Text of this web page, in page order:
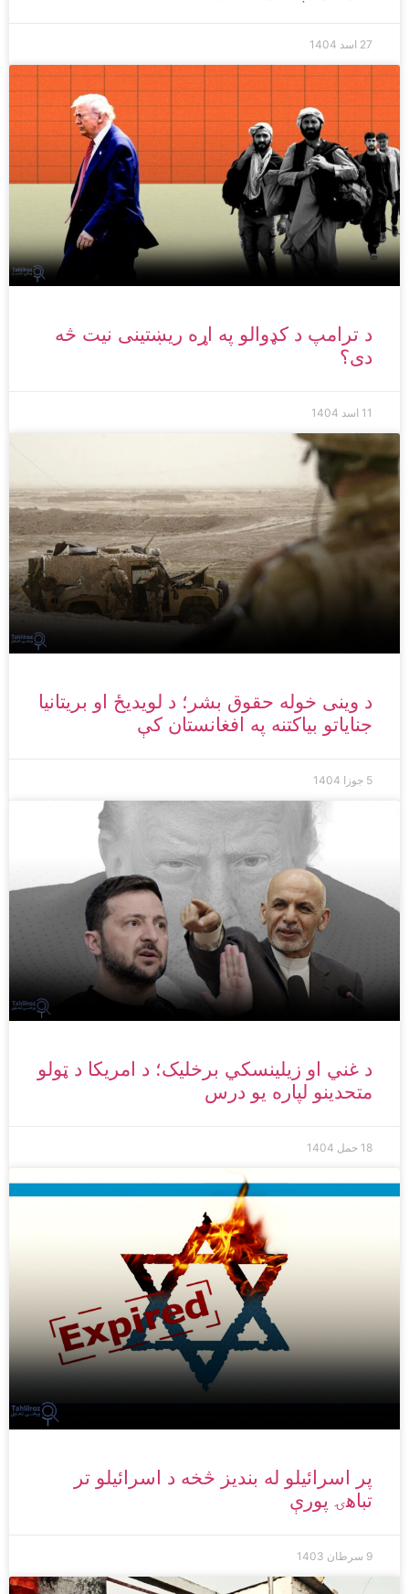
27 اسد 1404
د ترامپ د کډوالو په اړه ریښتینی نیت څه
دی؟
11 اسد 1404
د وینی خوله حقوق بشر؛ د لویدیځ او بریتانیا
جنایاتو بیاکتنه په افغانستان کې
5 جوزا 1404
د غني او زیلینسکي برخلیک؛ د امریکا د ټولو
متحدینو لپاره یو درس
18 حمل 1404
پر اسرائیلو له بندیز څخه د اسرائیلو تر
تباهۍ پورې
9 سرطان 1403